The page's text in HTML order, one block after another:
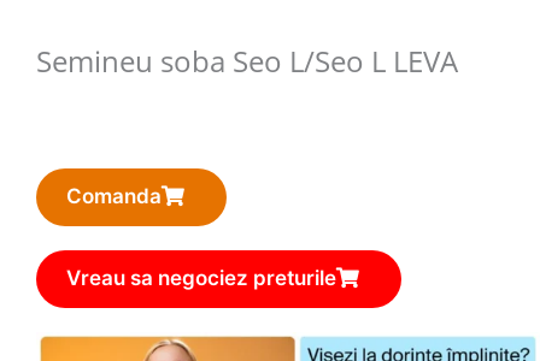
Semineu soba Seo L/Seo L LEVA
Comanda
Vreau sa negociez preturile